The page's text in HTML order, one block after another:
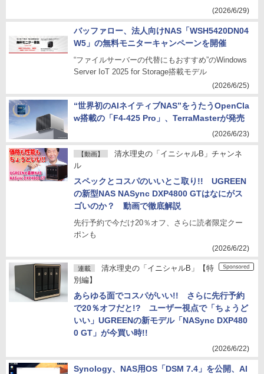
(2026/6/29)
バッファロー、法人向けNAS「WSH5420DN04
W5」の無料モニターキャンペーンを開催
“ファイルサーバーの代替にもおすすめ”のWindows
Server IoT 2025 for Storage搭載モデル
(2026/6/25)
“世界初のAIネイティブNAS”をうたうOpenCla
w搭載の「F4-425 Pro」、TerraMasterが発売
(2026/6/23)
【動画】
清水理史の「イニシャルB」チャンネ
ル
スペックとコスパのいいとこ取り!! UGREEN
の新型NAS NASync DXP4800 GTはなにがス
ゴいのか？ 動画で徹底解説
先行予約で今だけ20％オフ、さらに読者限定クー
ポンも
(2026/6/22)
連載
清水理史の「イニシャルB」【特
別編】
あらゆる面でコスパがいい!! さらに先行予約
で20％オフだと!? ユーザー視点で「ちょうど
いい」UGREENの新モデル「NASync DXP480
0 GT」が今買い時!!
(2026/6/22)
Synology、NAS用OS「DSM 7.4」を公開、AI